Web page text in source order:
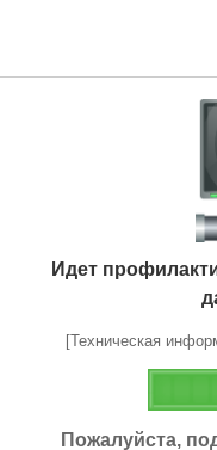
Идет
[Техническая
Пожалуйста,